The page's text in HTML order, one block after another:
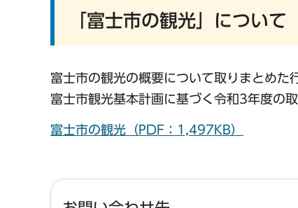
「富士市の観光」について
富士市の観光の概要について取りまとめた
富士市観光基本計画に基づく令和3年度の
富士市の観光（PDF：1,497KB）